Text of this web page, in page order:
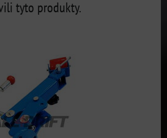
tyto produkty.